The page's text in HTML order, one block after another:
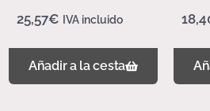
25,57€ IVA incluido
Añadir a la cesta